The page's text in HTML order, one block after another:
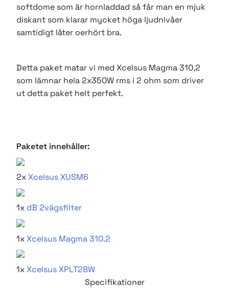
softdome som är hornladdad så får man en mjuk
diskant som klarar mycket höga ljudnivåer
samtidigt låter oerhört bra.
Detta paket matar vi med Xcelsus Magma 310,2
som lämnar hela 2x350W rms i 2 ohm som driver
ut detta paket helt perfekt.
Paketet innehåller:
2xXcelsus XUSM6
1x dB 2vägsfilter
1xXcelsus Magma 310.2
1xXcelsus XPLT28W
Specifikationer